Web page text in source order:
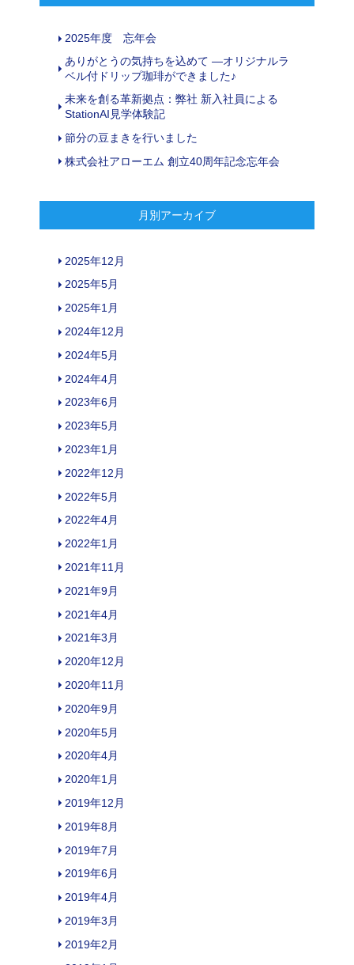
2025年度 忘年会
ありがとうの気持ちを込めて ―オリジナルラ
ベル付ドリップ珈琲ができました♪
未来を創る革新拠点：弊社 新入社員による
StationAI見学体験記
節分の豆まきを行いました
株式会社アローエム 創立40周年記念忘年会
月別アーカイブ
2025年12月
2025年5月
2025年1月
2024年12月
2024年5月
2024年4月
2023年6月
2023年5月
2023年1月
2022年12月
2022年5月
2022年4月
2022年1月
2021年11月
2021年9月
2021年4月
2021年3月
2020年12月
2020年11月
2020年9月
2020年5月
2020年4月
2020年1月
2019年12月
2019年8月
2019年7月
2019年6月
2019年4月
2019年3月
2019年2月